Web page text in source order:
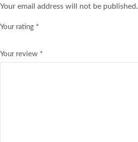
Your email address will not be
Your rating *
Your review *